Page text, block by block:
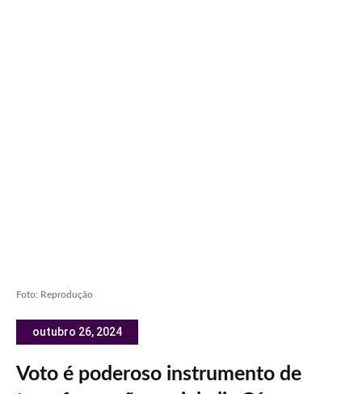
Foto: Reprodução
outubro 26, 2024
Voto é poderoso instrumento de